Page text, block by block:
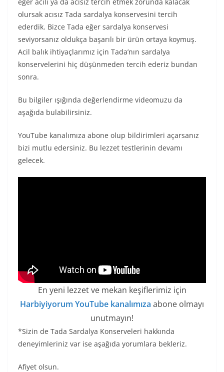
eğer acılı ya da acısız tercih etmek zorunda kalacak
olursak acısız Tada sardalya konservesini tercih
ederdik. Bizce Tada eğer sardalya konservesi
seviyorsanız oldukça başarılı bir ürün ortaya koymuş.
Acil balık ihtiyaçlarımız için Tada’nın sardalya
konservelerini hiç düşünmeden tercih ederiz bundan
sonra.
Bu bilgiler ışığında değerlendirme videomuzu da
aşağıda bulabilirsiniz.
YouTube kanalımıza abone olup bildirimleri açarsanız
bizi mutlu edersiniz. Bu lezzet testlerinin devamı
gelecek.
En yeni lezzet ve mekan keşiflerimiz için
Harbiyiyorum YouTube kanalımıza abone olmayı
unutmayın!
*Sizin de Tada Sardalya Konserveleri hakkında
deneyimleriniz var ise aşağıda yorumlara bekleriz.
Afiyet olsun.